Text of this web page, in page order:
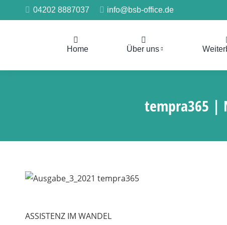
04202 8887037 info@bsb-office.de
Home Über uns
tempra365 |
ASSISTENZ IM WANDEL